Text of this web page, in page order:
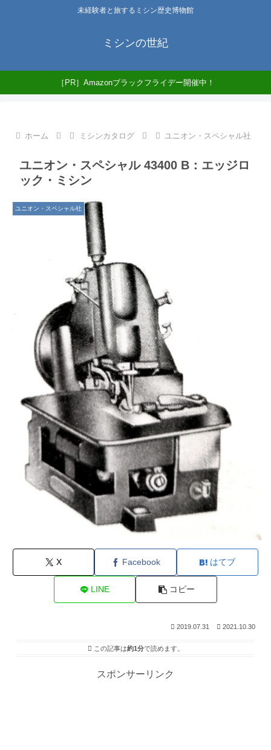
未経験者と旅するミシン歴史博物館
ミシンの世紀
［PR］Amazonブラックフライデー開催中！
ホーム ミシンカタログ ユニオン・スペシャル社
ユニオン・スペシャル 43400 B：エッジロ
ック・ミシン
ユニオン・スペシャル社
X Facebook はてブ
LINE コピー
2019.07.31 2021.10.30
この記事は約1分で読めます。
スポンサーリンク